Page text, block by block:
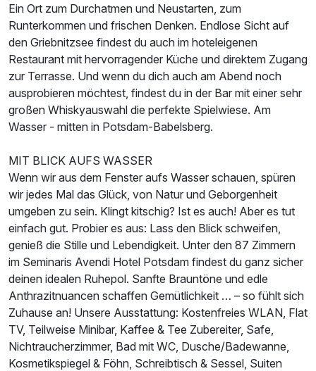
Ausstattung
Für 3 Tage p.P. ab200,00 €
Doppelzimmer Superior
2 Erwachsene
Ein Ort zum Durchatmen und Neustarten, zum
Runterkommen und frischen Denken. Endlose Sicht auf
den Griebnitzsee findest du auch im hoteleigenen
Restaurant mit hervorragender Küche und direktem Zugang
zur Terrasse. Und wenn du dich auch am Abend noch
ausprobieren möchtest, findest du in der Bar mit einer sehr
großen Whiskyauswahl die perfekte Spielwiese. Am
Wasser - mitten in Potsdam-Babelsberg.
MIT BLICK AUFS WASSER
Wenn wir aus dem Fenster aufs Wasser schauen, spüren
wir jedes Mal das Glück, von Natur und Geborgenheit
umgeben zu sein. Klingt kitschig? Ist es auch! Aber es tut
einfach gut. Probier es aus: Lass den Blick schweifen,
genieß die Stille und Lebendigkeit. Unter den 87 Zimmern
im Seminaris Avendi Hotel Potsdam findest du ganz sicher
deinen idealen Ruhepol. Sanfte Brauntöne und edle
Anthrazitnuancen schaffen Gemütlichkeit … – so fühlt sich
Zuhause an! Unsere Ausstattung: Kostenfreies WLAN, Flat
TV, Teilweise Minibar, Kaffee & Tee Zubereiter, Safe,
Nichtraucherzimmer, Bad mit WC, Dusche/Badewanne,
Kosmetikspiegel & Föhn, Schreibtisch & Sessel, Suiten